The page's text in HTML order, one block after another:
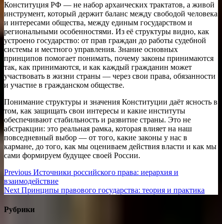
Конституция РФ — не набор архаических трактатов, а живой
инструмент, который держит баланс между свободой человека
и интересами общества, между единым государством и
региональными особенностями. Из её структуры видно, как
устроено государство: от прав граждан до работы судебной
системы и местного управления. Знание основных
принципов помогает понимать, почему законы принимаются
так, как принимаются, и как каждый гражданин может
участвовать в жизни страны — через свои права, обязанности
и участие в гражданском обществе.
Понимание структуры и значения Конституции даёт ясность в
том, как защищать свои интересы и какие институты
обеспечивают стабильность и развитие страны. Это не
абстракции: это реальная рамка, которая влияет на наш
повседневный выбор — от того, какие законы у нас в
кармане, до того, как мы оцениваем действия власти и как мы
сами формируем будущее своей России.
Навигация
по
Previous Previous
post:
Источники российского права: иерархия и
взаимодействие
Next Next
Принципы правового государства: теория и практика
Рубрики